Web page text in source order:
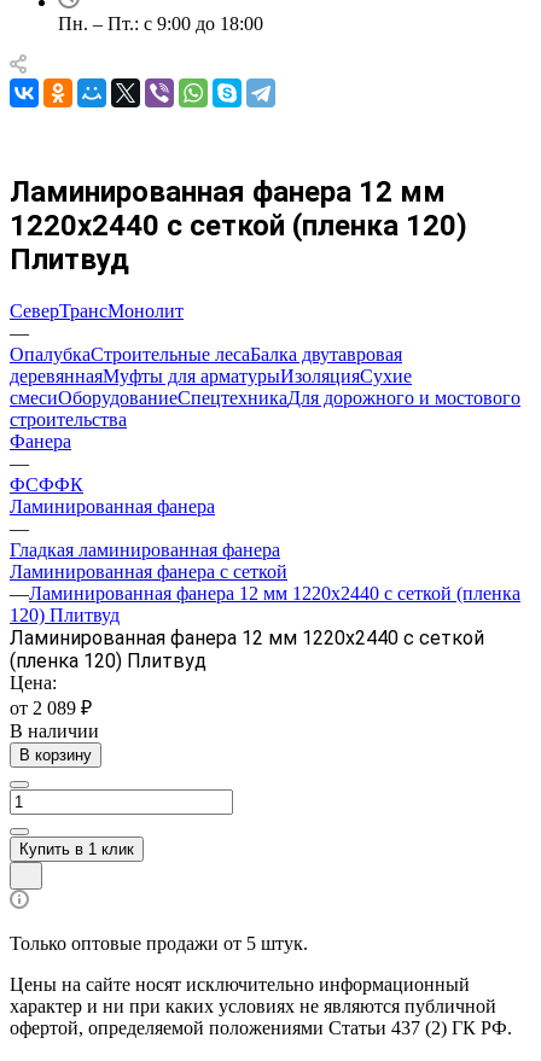
Пн. – Пт.: с 9:00 до 18:00
Ламинированная фанера 12 мм
1220х2440 с сеткой (пленка 120)
Плитвуд
СеверТрансМонолит
—
ОпалубкаСтроительные лесаБалка двутавровая
деревяннаяМуфты для арматурыИзоляцияСухие
смесиОборудованиеСпецтехникаДля дорожного и мостового
строительства
Фанера
—
ФСФФК
Ламинированная фанера
—
Гладкая ламинированная фанера
Ламинированная фанера с сеткой
—Ламинированная фанера 12 мм 1220х2440 с сеткой (пленка
120) Плитвуд
Ламинированная фанера 12 мм 1220х2440 с сеткой
(пленка 120) Плитвуд
Цена:
от 2 089 ₽
В наличии
В корзину
Купить в 1 клик
Только оптовые продажи от 5 штук.
Цены на сайте носят исключительно информационный
характер и ни при каких условиях не являются публичной
офертой, определяемой положениями Статьи 437 (2) ГК РФ.